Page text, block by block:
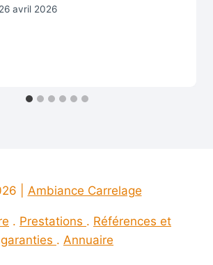
26 avril 2026
| Ambiance Carrelage
. Prestations . Références et
garanties . Annuaire